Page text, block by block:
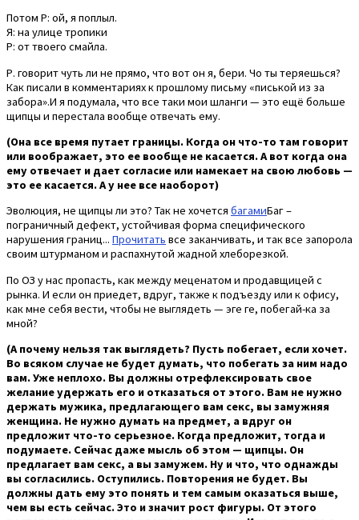
Потом Р: ой, я поплыл.
Я: на улице тропики
Р: от твоего смайла.
Р. говорит чуть ли не прямо, что вот он я, бери. Чо ты теряешься?
Как писали в комментариях к прошлому письму «писькой из за
забора».И я подумала, что все таки мои шланги — это ещё больше
щипцы и перестала вообще отвечать ему.
(Она все время путает границы. Когда он что-то там говорит
или воображает, это ее вообще не касается. А вот когда она
ему отвечает и дает согласие или намекает на свою любовь —
это ее касается. А у нее все наоборот)
Эволюция, не щипцы ли это? Так не хочется багамиБаг –
пограничный дефект, устойчивая форма специфического
нарушения границ... Прочитать все заканчивать, и так все запорола
своим штурманом и распахнутой жадной хлеборезкой.
По ОЗ у нас пропасть, как между меценатом и продавщицей с
рынка. И если он приедет, вдруг, также к подъезду или к офису,
как мне себя вести, чтобы не выглядеть — эге ге, побегай-ка за
мной?
(А почему нельзя так выглядеть? Пусть побегает, если хочет.
Во всяком случае не будет думать, что побегать за ним надо
вам. Уже неплохо. Вы должны отрефлексировать свое
желание удержать его и отказаться от этого. Вам не нужно
держать мужика, предлагающего вам секс, вы замужняя
женщина. Не нужно думать на предмет, а вдруг он
предложит что-то серьезное. Когда предложит, тогда и
подумаете. Сейчас даже мысль об этом — щипцы. Он
предлагает вам секс, а вы замужем. Ну и что, что однажды
вы согласились. Оступились. Повторения не будет. Вы
должны дать ему это понять и тем самым оказаться выше,
чем вы есть сейчас. Это и значит рост фигуры. От этого